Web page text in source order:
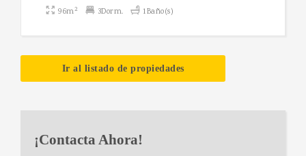
96m2 3Dorm. 1Baño(s)
Ir al listado de propiedades
¡Contacta Ahora!